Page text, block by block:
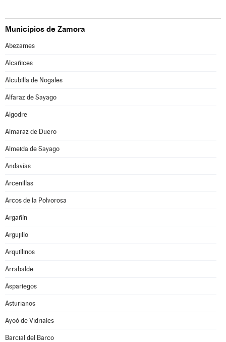
Municipios de Zamora
Abezames
Alcañices
Alcubilla de Nogales
Alfaraz de Sayago
Algodre
Almaraz de Duero
Almeida de Sayago
Andavías
Arcenillas
Arcos de la Polvorosa
Argañín
Argujillo
Arquillinos
Arrabalde
Aspariegos
Asturianos
Ayoó de Vidriales
Barcial del Barco